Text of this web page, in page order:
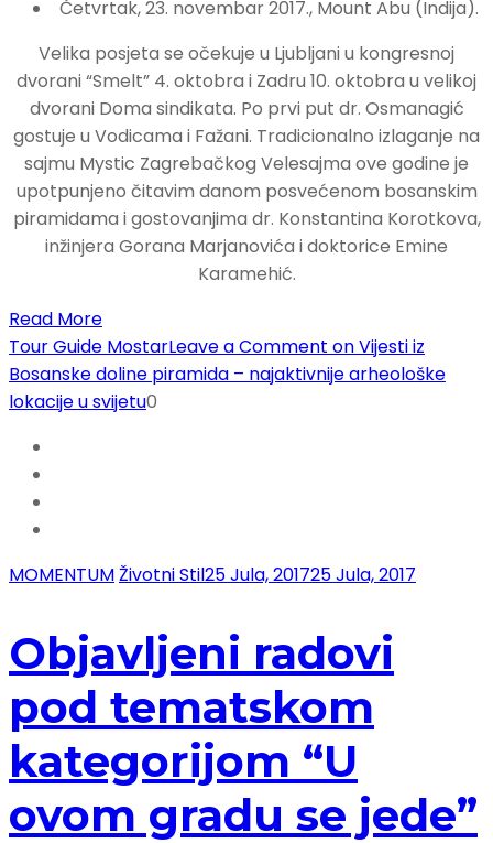
Četvrtak, 23. novembar 2017., Mount Abu (Indija).
Velika posjeta se očekuje u Ljubljani u kongresnoj
dvorani “Smelt” 4. oktobra i Zadru 10. oktobra u velikoj
dvorani Doma sindikata. Po prvi put dr. Osmanagić
gostuje u Vodicama i Fažani. Tradicionalno izlaganje na
sajmu Mystic Zagrebačkog Velesajma ove godine je
upotpunjeno čitavim danom posvećenom bosanskim
piramidama i gostovanjima dr. Konstantina Korotkova,
inžinjera Gorana Marjanovića i doktorice Emine
Karamehić.
Read More
Tour Guide MostarLeave a Comment on Vijesti iz
Bosanske doline piramida – najaktivnije arheološke
lokacije u svijetu0
MOMENTUMŽivotni Stil25 Jula, 201725 Jula, 2017
Objavljeni radovi
pod tematskom
kategorijom “U
ovom gradu se jede”